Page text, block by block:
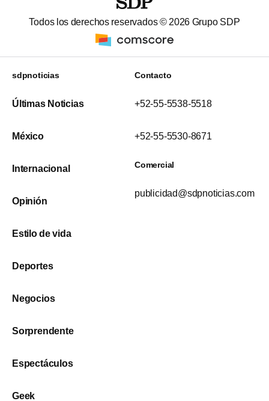
Todos los derechos reservados © 2026 Grupo SDP
sdpnoticias
Últimas Noticias
México
Internacional
Opinión
Estilo de vida
Deportes
Negocios
Sorprendente
Espectáculos
Geek
Contacto
+52-55-5538-5518
+52-55-5530-8671
Comercial
publicidad@sdpnoticias.com